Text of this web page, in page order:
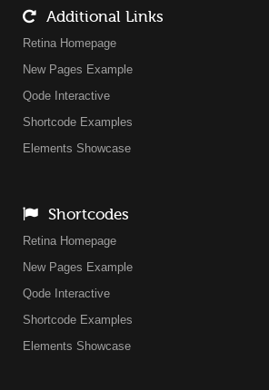
Additional Links
Retina Homepage
New Pages Example
Qode Interactive
Shortcode Examples
Elements Showcase
Shortcodes
Retina Homepage
New Pages Example
Qode Interactive
Shortcode Examples
Elements Showcase